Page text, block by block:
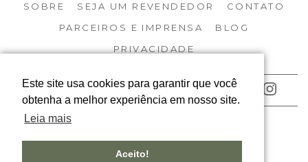
Este site usa cookies para garantir que você
obtenha a melhor experiência em nosso site.
Leia mais
Aceito!
SOBRE SEJA UM REVENDEDOR
CONTATO
PARCEIROS E IMPRENSA
BLOG
PRIVACIDADE
ACOMPANHE NOSSAS REDES